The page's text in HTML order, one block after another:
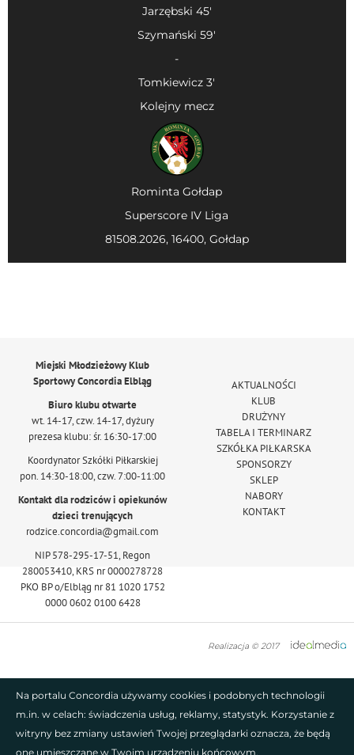
Jarzębski 45'
Szymański 59'
-
Tomkiewicz 3'
Kolejny mecz
Rominta Gołdap
Superscore IV Liga
81508.2026, 16400, Gołdap
Miejski Młodzieżowy Klub
Sportowy Concordia Elbląg
Biuro klubu otwarte
wt. 14-17, czw. 14-17, dyżury
prezesa klubu: śr. 16:30-17:00
Koordynator Szkółki Piłkarskiej
pon. 14:30-18:00, czw. 7:00-11:00
Kontakt dla rodziców i opiekunów
dzieci trenujących
rodzice.concordia@gmail.com
NIP 578-295-17-51, Regon
280053410, KRS nr 0000278728
PKO BP o/Elbląg nr 81 1020 1752
0000 0602 0100 6428
AKTUALNOŚCI
KLUB
DRUŻYNY
TABELA I TERMINARZ
SZKÓŁKA PIŁKARSKA
SPONSORZY
SKLEP
NABORY
KONTAKT
Realizacja © 2017
Na portalu Concordia używamy cookies i podobnych technologii
m.in. w celach: świadczenia usług, reklamy, statystyk. Korzystanie z
witryny bez zmiany ustawień Twojej przeglądarki oznacza, że będą
one umieszczane w Twoim urządzeniu końcowym.